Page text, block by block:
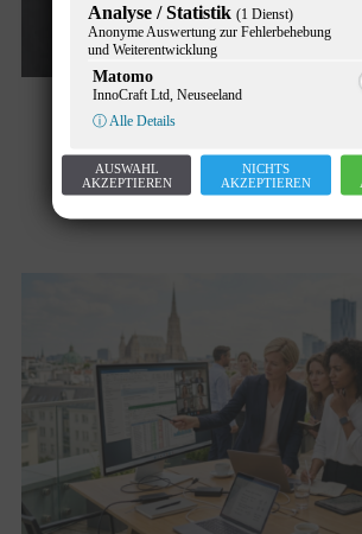
Frau Christina Kock,
und Inhaberin von DOM
Interviews VonGunther Pany 28. Juni
Analyse / Statistik (1 Dienst)
Anonyme Auswertung zur Fehlerbehebung
und Weiterentwicklung
Matomo
InnoCraft Ltd, Neuseeland
ⓘ Alle Details
AUSWAHL
AKZEPTIEREN
NICHTS
AKZEPTIEREN